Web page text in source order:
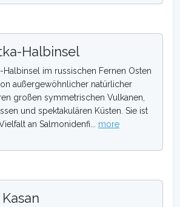
Halbinsel
Halbinsel im russischen Fernen Osten
außergewöhnlicher natürlicher
großen symmetrischen Vulkanen,
und spektakulären Küsten. Sie ist
an Salmonidenfi... more